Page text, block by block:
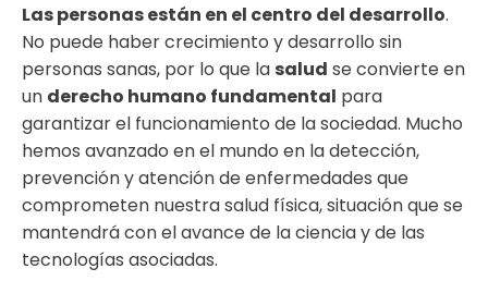
Las personas están en el centro del desarrollo.
No puede haber crecimiento y desarrollo sin
personas sanas, por lo que la salud se convierte en
un derecho humano fundamental para
garantizar el funcionamiento de la sociedad. Mucho
hemos avanzado en el mundo en la detección,
prevención y atención de enfermedades que
comprometen nuestra salud física, situación que se
mantendrá con el avance de la ciencia y de las
tecnologías asociadas.